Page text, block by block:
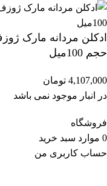
حجم 100میل
4,107,000 تومان
در انبار موجود نمی باشد
فروشگاه
0 موارد سبد خرید
حساب کاربری من